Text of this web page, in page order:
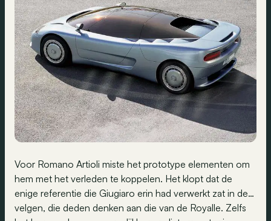
Voor Romano Artioli miste het prototype elementen om
hem met het verleden te koppelen. Het klopt dat de
enige referentie die Giugiaro erin had verwerkt zat in de…
velgen, die deden denken aan die van de Royalle. Zelfs